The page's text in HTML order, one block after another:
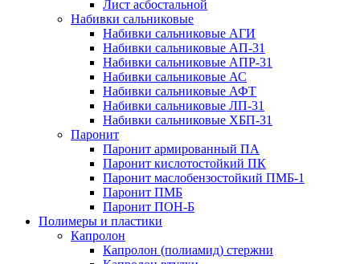
Лист асбостальной
Набивки сальниковые
Набивки сальниковые АГИ
Набивки сальниковые АП-31
Набивки сальниковые АПР-31
Набивки сальниковые АС
Набивки сальниковые АФТ
Набивки сальниковые ЛП-31
Набивки сальниковые ХБП-31
Паронит
Паронит армированный ПА
Паронит кислотостойкий ПК
Паронит маслобензостойкий ПМБ-1
Паронит ПМБ
Паронит ПОН-Б
Полимеры и пластики
Капролон
Капролон (полиамид) стержни